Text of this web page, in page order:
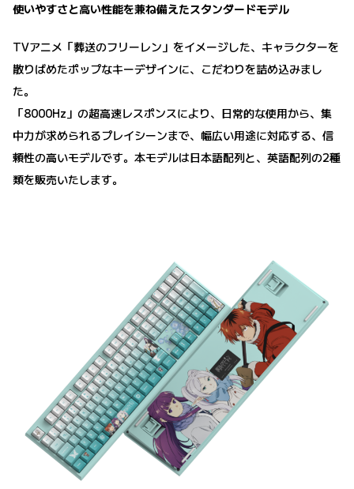
使いやすさと高い性能を兼ね備えたスタンダードモデル
TVアニメ「葬送のフリーレン」をイメージした、キャラクターを
散りばめたポップなキーデザインに、こだわりを詰め込みまし
た。
「8000Hz」の超高速レスポンスにより、日常的な使用から、集
中力が求められるプレイシーンまで、幅広い用途に対応する、信
頼性の高いモデルです。本モデルは日本語配列と、英語配列の2種
類を販売いたします。